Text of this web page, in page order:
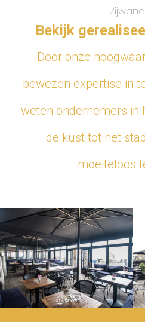
Bekijk
Door onze
bewezen expertise in
weten ondernemers in
de kust tot het
moeiteloos